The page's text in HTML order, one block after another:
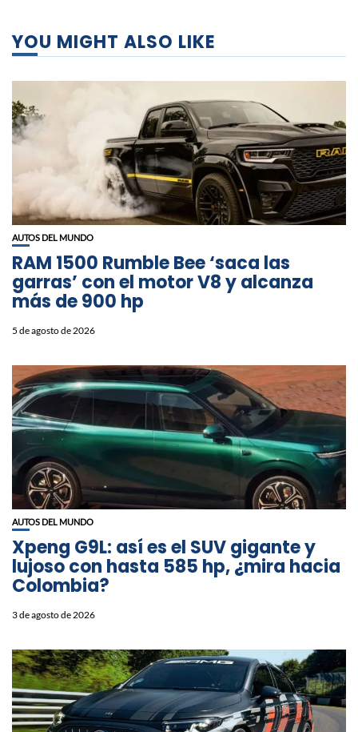
YOU MIGHT ALSO LIKE
AUTOS DEL MUNDO
RAM 1500 Rumble Bee ‘saca las
garras’ con el motor V8 y alcanza
más de 900 hp
5 de agosto de 2026
AUTOS DEL MUNDO
Xpeng G9L: así es el SUV gigante y
lujoso con hasta 585 hp, ¿mira hacia
Colombia?
3 de agosto de 2026